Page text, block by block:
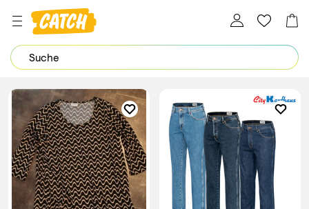
Dein Password wurde erfolgreich geändert.